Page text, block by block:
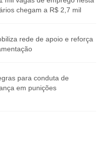
chegam a R$ 2,7 mil
rede de apoio e reforça
para conduta de
em punições